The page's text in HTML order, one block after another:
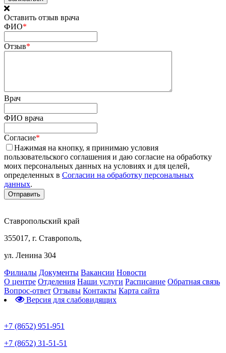
Оставить отзыв врача
ФИО*
Отзыв*
Врач
ФИО врача
Согласие*
Нажимая на кнопку, я принимаю условия
пользовательского соглашения и даю согласие на обработку
моих персональных данных на условиях и для целей,
определенных в Согласии на обработку персональных
данных.
Ставропольский край
355017, г. Ставрополь,
ул. Ленина 304
Филиалы Документы Вакансии Новости
О центре Отделения Наши услуги Расписание Обратная связь
Вопрос-ответ Отзывы Контакты Карта сайта
Версия для слабовидящих
+7 (8652) 951-951
+7 (8652) 31-51-51